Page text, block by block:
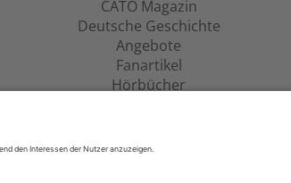
CATO Magazin
Deutsche Geschichte
Angebote
Fanartikel
Hörbücher